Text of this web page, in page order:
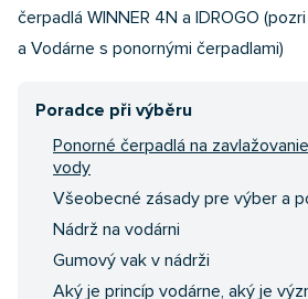
čerpadlá WINNER 4N a IDROGO
a Vodárne s ponornými čerpadlami)
Poradce při výběru
Ponorné čerpadlá na
vody
Všeobecné zásady pre výber a
Nádrž na vodárni
Gumový vak v nádrži
Aký je princíp vodárne, aký je